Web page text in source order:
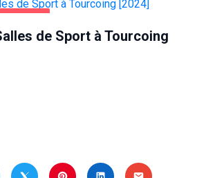
de Sport à Tourcoing